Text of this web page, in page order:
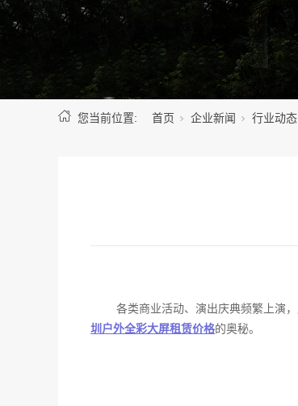
您当前位置: 首页 企业新闻 行业动态
各类商业活动、演出庆典频繁上演
圳户外全彩大屏租赁价格的奥秘。